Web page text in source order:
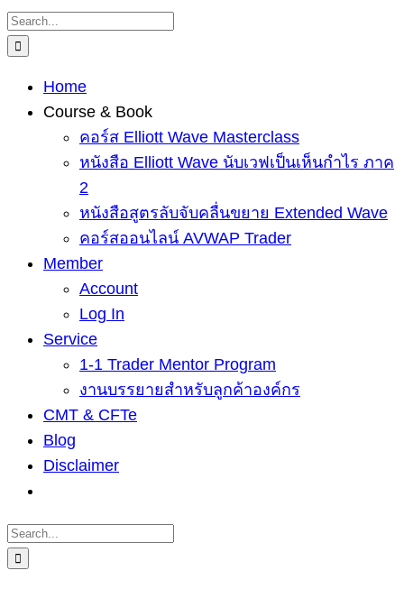
Skip
to
Search
for:
Home
Course & Book
คอร์ส Elliott Wave Masterclass
หนังสือ Elliott Wave นับเวฟเป็นเห็นกำไร ภาค
2
หนังสือสูตรลับจับคลื่นขยาย Extended Wave
คอร์สออนไลน์ AVWAP Trader
Member
Account
Log In
Service
1-1 Trader Mentor Program
งานบรรยายสำหรับลูกค้าองค์กร
CMT & CFTe
Blog
Disclaimer
Search
for: